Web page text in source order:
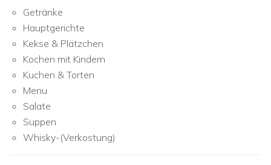
Getränke
Hauptgerichte
Kekse & Plätzchen
Kochen mit Kindern
Kuchen & Torten
Menu
Salate
Suppen
Whisky-(Verkostung)